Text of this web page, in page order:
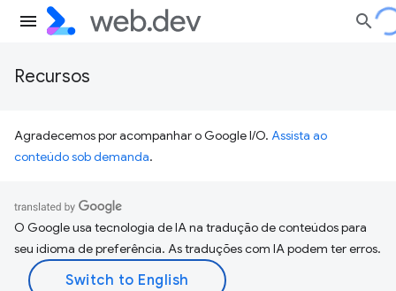
Recursos
Agradecemos por acompanhar o Google I/O. Assista ao
conteúdo sob demanda.
O Google usa tecnologia de IA na tradução de conteúdos para
seu idioma de preferência. As traduções com IA podem ter erros.